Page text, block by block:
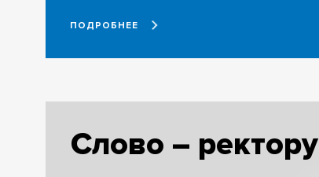
ПОДРОБНЕЕ
Слово – ректору